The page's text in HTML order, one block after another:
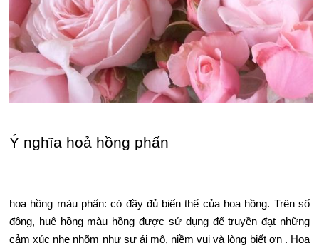
Ý nghĩa hoả hồng phấn
hoa hồng màu phấn: có đầy đủ biến thể của hoa hồng. Trên số
đông, huê hồng màu hồng được sử dụng để truyền đạt những
cảm xúc nhẹ nhõm như sự ái mộ, niềm vui và lòng biết ơn . Hoa